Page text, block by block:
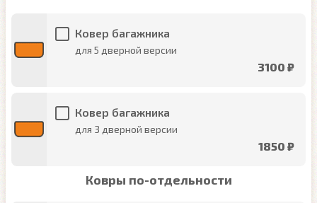
Ковер багажника
для 5 дверной версии
3100 ₽
Ковер багажника
для 3 дверной версии
1850 ₽
Ковры по-отдельности